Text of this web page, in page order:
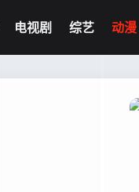
电视剧 综艺 动漫